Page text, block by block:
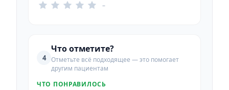
–
4
Что отметите?
Отметьте всё подходящее — это помогает
другим пациентам
ЧТО ПОНРАВИЛОСЬ